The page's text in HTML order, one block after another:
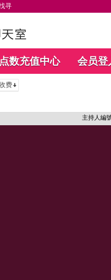
寻
点数充值中心 会员登
费
主持人編